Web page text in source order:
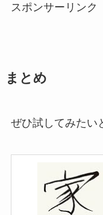
スポンサーリンク
まとめ
ぜひ試してみたい